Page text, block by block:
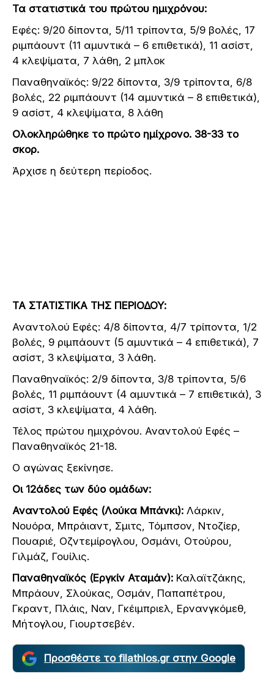
Τα στατιστικά του πρώτου ημιχρόνου:
Εφές: 9/20 δίποντα, 5/11 τρίποντα, 5/9 βολές, 17
ριμπάουντ (11 αμυντικά – 6 επιθετικά), 11 ασίστ,
4 κλεψίματα, 7 λάθη, 2 μπλοκ
Παναθηναϊκός: 9/22 δίποντα, 3/9 τρίποντα, 6/8
βολές, 22 ριμπάουντ (14 αμυντικά – 8 επιθετικά),
9 ασίστ, 4 κλεψίματα, 8 λάθη
Ολοκληρώθηκε το πρώτο ημίχρονο. 38-33 το
σκορ.
Άρχισε η δεύτερη περίοδος.
ΤΑ ΣΤΑΤΙΣΤΙΚΑ ΤΗΣ ΠΕΡΙΟΔΟΥ:
Αναντολού Εφές: 4/8 δίποντα, 4/7 τρίποντα, 1/2
βολές, 9 ριμπάουντ (5 αμυντικά – 4 επιθετικά), 7
ασίστ, 3 κλεψίματα, 3 λάθη.
Παναθηναϊκός: 2/9 δίποντα, 3/8 τρίποντα, 5/6
βολές, 11 ριμπάουντ (4 αμυντικά – 7 επιθετικά), 3
ασίστ, 3 κλεψίματα, 4 λάθη.
Τέλος πρώτου ημιχρόνου. Αναντολού Εφές –
Παναθηναϊκός 21-18.
Ο αγώνας ξεκίνησε.
Οι 12άδες των δύο ομάδων:
Αναντολού Εφές (Λούκα Μπάνκι): Λάρκιν,
Νουόρα, Μπράιαντ, Σμιτς, Τόμπσον, Ντοζίερ,
Πουαριέ, Οζντεμίρογλου, Οσμάνι, Οτούρου,
Γιλμάζ, Γουίλις.
Παναθηναϊκός (Εργκίν Αταμάν): Καλαϊτζάκης,
Μπράουν, Σλούκας, Οσμάν, Παπαπέτρου,
Γκραντ, Πλάις, Ναν, Γκέιμπριελ, Ερνανγκόμεθ,
Μήτογλου, Γιουρτσεβέν.
Προσθέστε το filathlos.gr στην Google